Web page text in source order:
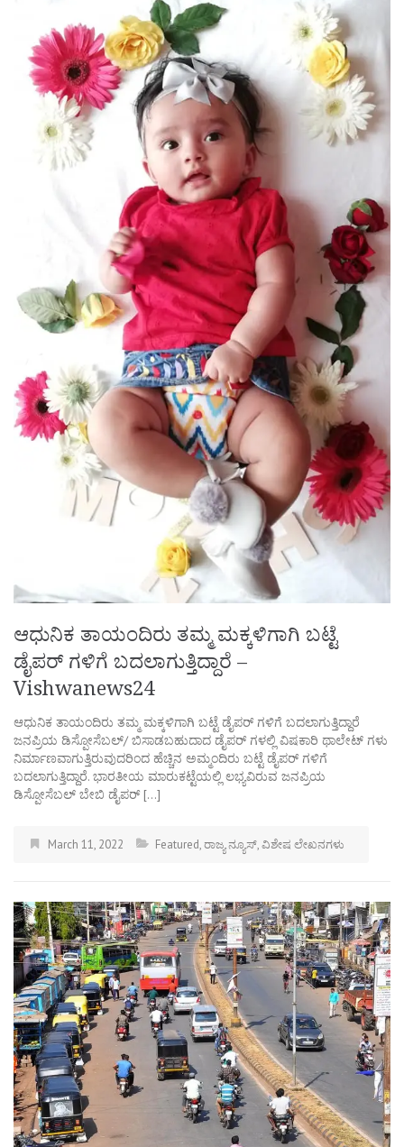
ಆಧುನಿಕ ತಾಯಂದಿರು ತಮ್ಮ ಮಕ್ಕಳಿಗಾಗಿ ಬಟ್ಟೆ
ಡೈಪರ್ ಗಳಿಗೆ ಬದಲಾಗುತ್ತಿದ್ದಾರೆ –
Vishwanews24
ಆಧುನಿಕ ತಾಯಂದಿರು ತಮ್ಮ ಮಕ್ಕಳಿಗಾಗಿ ಬಟ್ಟೆ ಡೈಪರ್ ಗಳಿಗೆ ಬದಲಾಗುತ್ತಿದ್ದಾರೆ
ಜನಪ್ರಿಯ ಡಿಸ್ಪೋಸೆಬಲ್/ ಬಿಸಾಡಬಹುದಾದ ಡೈಪರ್ ಗಳಲ್ಲಿ ವಿಷಕಾರಿ ಥಾಲೇಟ್ ಗಳು
ನಿರ್ಮಾಣವಾಗುತ್ತಿರುವುದರಿಂದ ಹೆಚ್ಚಿನ ಅಮ್ಮಂದಿರು ಬಟ್ಟೆ ಡೈಪರ್ ಗಳಿಗೆ
ಬದಲಾಗುತ್ತಿದ್ದಾರೆ. ಭಾರತೀಯ ಮಾರುಕಟ್ಟೆಯಲ್ಲಿ ಲಭ್ಯವಿರುವ ಜನಪ್ರಿಯ
ಡಿಸ್ಪೋಸೆಬಲ್ ಬೇಬಿ ಡೈಪರ್ […]
March 11, 2022 Featured,ರಾಜ್ಯ ನ್ಯೂಸ್,ವಿಶೇಷ ಲೇಖನಗಳು